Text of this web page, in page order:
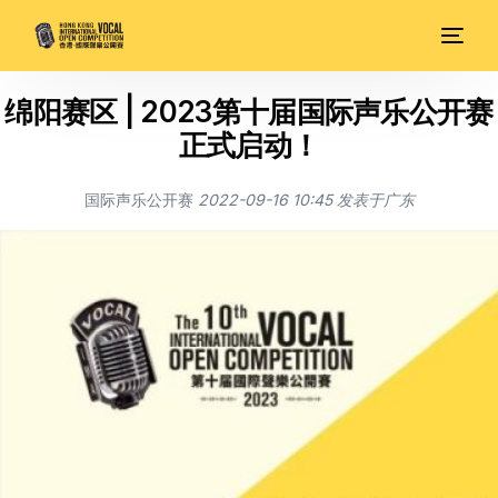
绵阳赛区 | 2023第十届国际声乐公开赛
正式启动！
国际声乐公开赛 2022-09-16 10:45 发表于广东